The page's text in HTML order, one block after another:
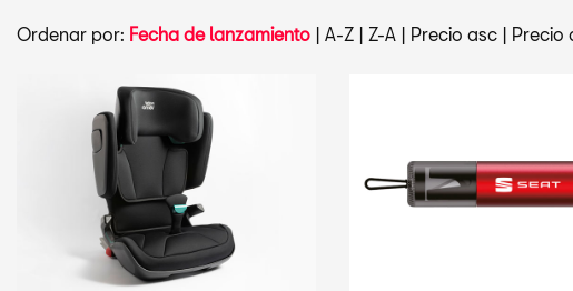
Ordenar por: Fecha de lanzamiento | A-Z | Z-A | Precio asc | Precio